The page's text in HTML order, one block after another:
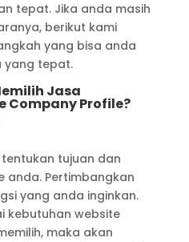
tepat. Jika anda masih
berikut kami
yang bisa anda
yang tepat.
Jasa
Company Profile?
tujuan dan
anda. Pertimbangkan
yang anda inginkan.
kebutuhan website
maka akan